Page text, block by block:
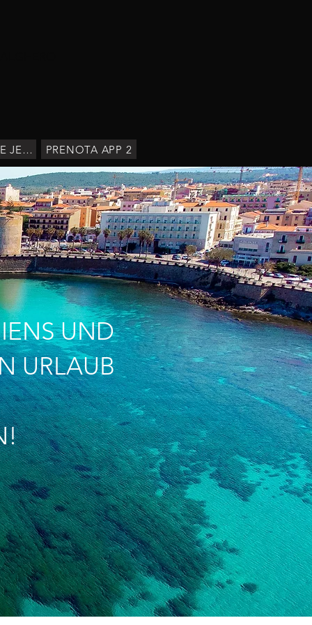
BUCHEN SIE JETZT PRENOTA APP 2
UND
URLAUB